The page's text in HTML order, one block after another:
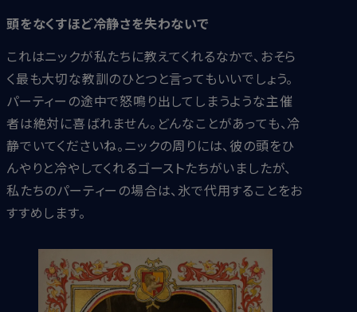
頭をなくすほど冷静さを失わないで
これはニックが私たちに教えてくれるなかで、おそら
く最も大切な教訓のひとつと言ってもいいでしょう。
パーティーの途中で怒鳴り出してしまうような主催
者は絶対に喜ばれません。どんなことがあっても、冷
静でいてくださいね。ニックの周りには、彼の頭をひ
んやりと冷やしてくれるゴーストたちがいましたが、
私たちのパーティーの場合は、氷で代用することをお
すすめします。